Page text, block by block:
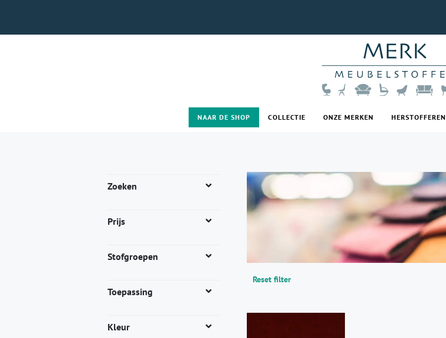
NAAR DE SHOP COLLECTIE ONZE MERKEN HERSTOFFEREN
Zoeken
Prijs
Stofgroepen
Toepassing
Kleur
Reset filter